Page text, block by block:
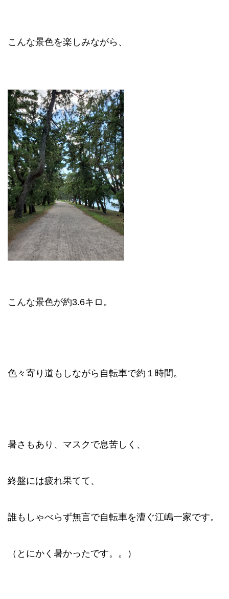
こんな景色を楽しみながら、
こんな景色が約3.6キロ。
色々寄り道もしながら自転車で約１時間。
暑さもあり、マスクで息苦しく、
終盤には疲れ果てて、
誰もしゃべらず無言で自転車を漕ぐ江嶋一家です。
（とにかく暑かったです。。）